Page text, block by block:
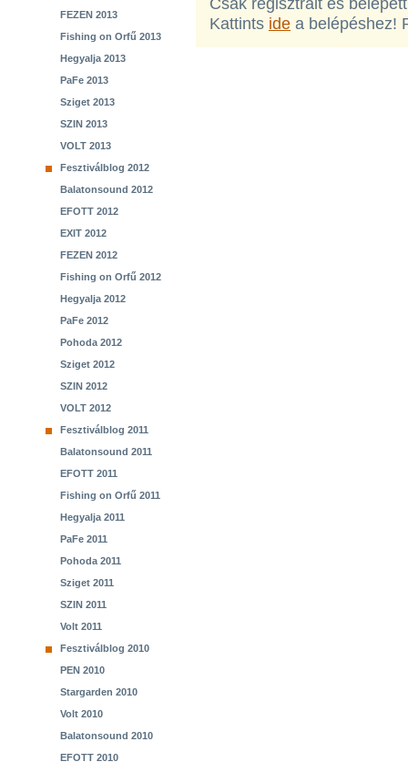
FEZEN 2013
Fishing on Orfű 2013
Hegyalja 2013
PaFe 2013
Sziget 2013
SZIN 2013
VOLT 2013
Fesztiválblog 2012
Balatonsound 2012
EFOTT 2012
EXIT 2012
FEZEN 2012
Fishing on Orfű 2012
Hegyalja 2012
PaFe 2012
Pohoda 2012
Sziget 2012
SZIN 2012
VOLT 2012
Fesztiválblog 2011
Balatonsound 2011
EFOTT 2011
Fishing on Orfű 2011
Hegyalja 2011
PaFe 2011
Pohoda 2011
Sziget 2011
SZIN 2011
Volt 2011
Fesztiválblog 2010
PEN 2010
Stargarden 2010
Volt 2010
Balatonsound 2010
EFOTT 2010
Csak regisztrált és
Kattints ide a belépéshez!